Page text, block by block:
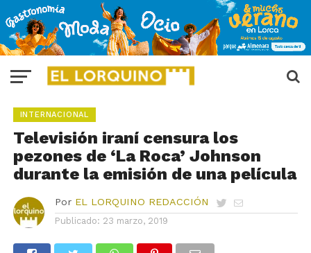
INTERNACIONAL
Televisión iraní censura los
pezones de ‘La Roca’ Johnson
durante la emisión de una película
Por EL LORQUINO REDACCIÓN
Publicado: 23 marzo, 2019